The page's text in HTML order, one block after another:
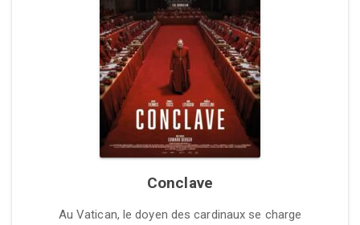
Conclave
Au Vatican, le doyen des cardinaux se charge